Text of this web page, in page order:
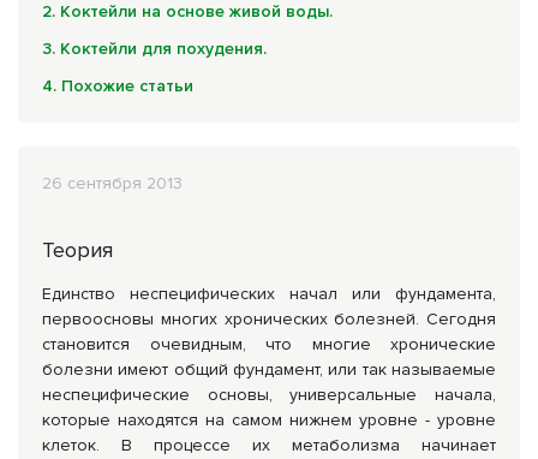
26 сентября 2013
Теория
Единство неспецифических начал или фундамента,
первоосновы многих хронических болезней. Сегодня
становится очевидным, что многие хронические
болезни имеют общий фундамент, или так называемые
неспецифические основы, универсальные начала,
которые находятся на самом нижнем уровне - уровне
клеток. В процессе их метаболизма начинает
2. Коктейли на основе живой воды.
3. Коктейли для похудения.
4. Похожие статьи